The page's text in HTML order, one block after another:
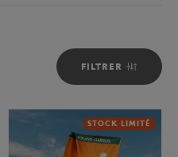
FILTRER
STOCK LIMITÉ